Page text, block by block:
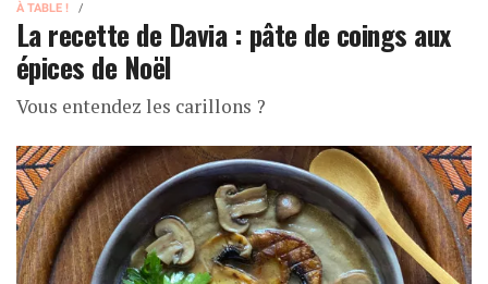
À TABLE !
La recette de Davia : pâte de coings aux
épices de Noël
Vous entendez les carillons ?